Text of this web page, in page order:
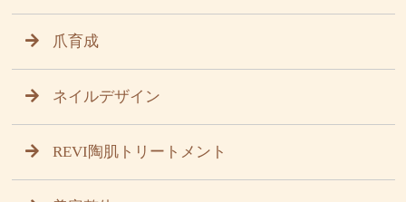
爪育成
ネイルデザイン
REVI陶肌トリートメント